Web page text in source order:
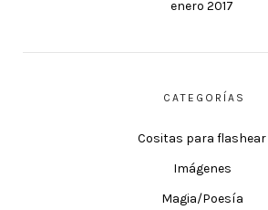
enero 2017
CATEGORÍAS
Cositas para flashear
Imágenes
Magia/Poesía